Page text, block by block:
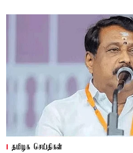
தமிழக செய்திகள்